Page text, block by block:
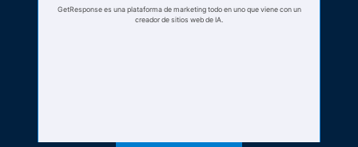
GetResponse es una plataforma de marketing todo en uno que viene con un
creador de sitios web de IA.